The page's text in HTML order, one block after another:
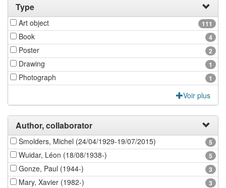
Type
111
Art object
4
Book
2
Poster
1
Drawing
1
Photograph
Voir plus
Author, collaborator
5
Smolders, Michel (24/04/1929-19/07/2015)
5
Wuidar, Léon (18/08/1938-)
3
Gonze, Paul (1944-)
3
Mary, Xavier (1982-)